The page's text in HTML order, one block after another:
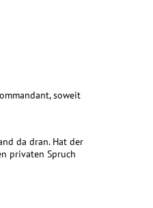
soweit
da dran. Hat der
privaten Spruch